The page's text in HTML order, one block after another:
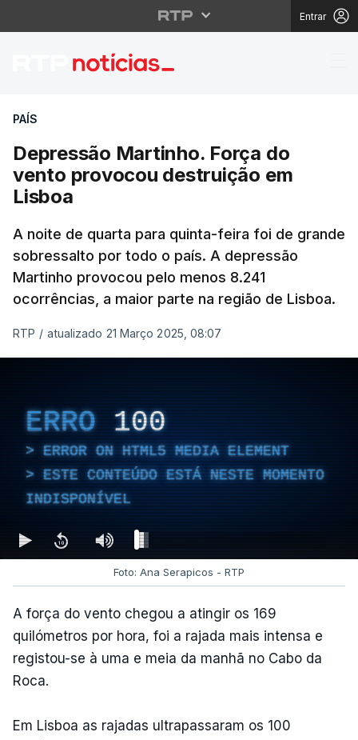
Entrar
Depressão Martinho.
PAÍS
Depressão Martinho. Força do
vento provocou destruição em
Lisboa
A noite de quarta para quinta-feira foi de grande
sobressalto por todo o país. A depressão
Martinho provocou pelo menos 8.241
ocorrências, a maior parte na região de Lisboa.
RTP / atualizado 21 Março 2025, 08:07
ERRO 100
ERROR ON HTML5 MEDIA ELEMENT
ESTE CONTEÚDO ESTÁ NESTE MOMENTO
INDISPONÍVEL
Foto: Ana Serapicos - RTP
A força do vento chegou a atingir os 169
quilómetros por hora, foi a rajada mais intensa e
registou-se à uma e meia da manhã no Cabo da
Roca.
Em Lisboa as rajadas ultrapassaram os 100